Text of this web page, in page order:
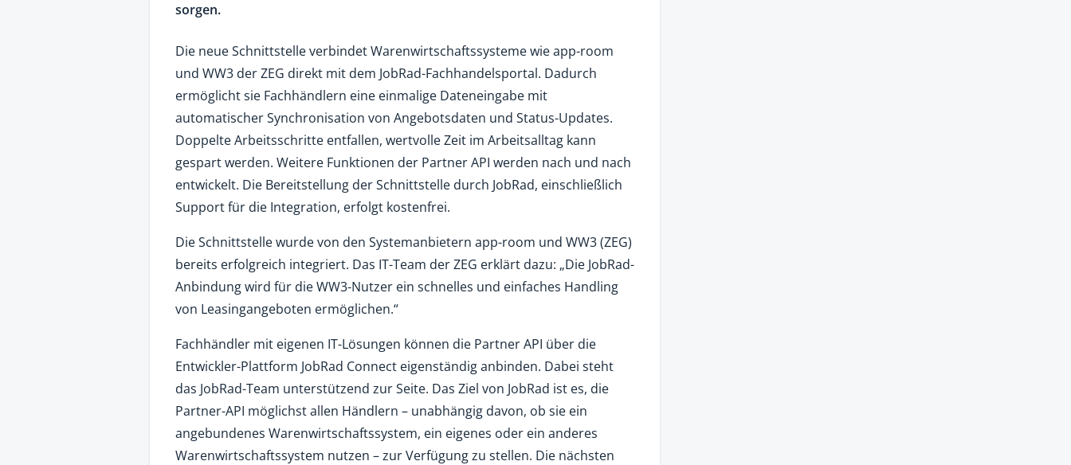
sorgen.
Die neue Schnittstelle verbindet Warenwirtschaftssysteme wie app-room
und WW3 der ZEG direkt mit dem JobRad-Fachhandelsportal. Dadurch
ermöglicht sie Fachhändlern eine einmalige Dateneingabe mit
automatischer Synchronisation von Angebotsdaten und Status-Updates.
Doppelte Arbeitsschritte entfallen, wertvolle Zeit im Arbeitsalltag kann
gespart werden. Weitere Funktionen der Partner API werden nach und nach
entwickelt. Die Bereitstellung der Schnittstelle durch JobRad, einschließlich
Support für die Integration, erfolgt kostenfrei.
Die Schnittstelle wurde von den Systemanbietern app-room und WW3 (ZEG)
bereits erfolgreich integriert. Das IT-Team der ZEG erklärt dazu: „Die JobRad-
Anbindung wird für die WW3-Nutzer ein schnelles und einfaches Handling
von Leasingangeboten ermöglichen.“
Fachhändler mit eigenen IT-Lösungen können die Partner API über die
Entwickler-Plattform JobRad Connect eigenständig anbinden. Dabei steht
das JobRad-Team unterstützend zur Seite. Das Ziel von JobRad ist es, die
Partner-API möglichst allen Händlern – unabhängig davon, ob sie ein
angebundenes Warenwirtschaftssystem, ein eigenes oder ein anderes
Warenwirtschaftssystem nutzen – zur Verfügung zu stellen. Die nächsten